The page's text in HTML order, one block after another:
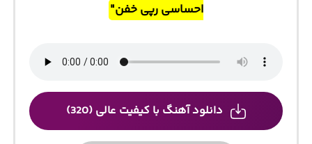
احساسی رپی خفن"
دانلود آهنگ با کیفیت عالی (320)